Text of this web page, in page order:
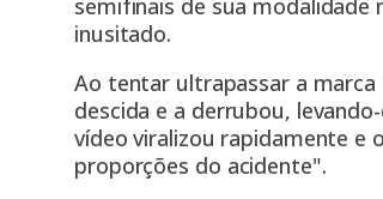
semifinais de sua modalidade
inusitado.
Ao tentar ultrapassar a
descida e a derrubou,
vídeo viralizou rapidamente e
proporções do acidente".